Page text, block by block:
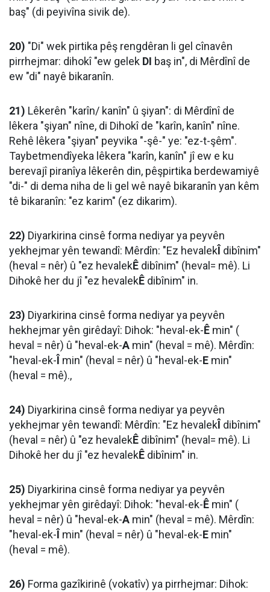
baş" (di peyivîna sivik de).
20) "Di" wek pirtika pêş rengdêran li gel cînavên
pirrhejmar: dihokî "ew gelek DI baş in", di Mêrdînî de
ew "di" nayê bikaranîn.
21) Lêkerên "karîn/ kanîn" û şiyan": di Mêrdînî de
lêkera "şiyan" nîne, di Dihokî de "karîn, kanîn" nîne.
Rehê lêkera "şiyan" peyvika "-şê-" ye: "ez-t-şêm".
Taybetmendîyeka lêkera "karîn, kanîn" jî ew e ku
berevajî piranîya lêkerên din, pêşpirtika berdewamiyê
"di-" di dema niha de li gel wê nayê bikaranîn yan kêm
tê bikaranîn: "ez karim" (ez dikarim).
22) Diyarkirina cinsê forma nediyar ya peyvên
yekhejmar yên tewandî: Mêrdîn: "Ez hevalekÎ dibînim"
(heval = nêr) û "ez hevalekÊ dibînim" (heval= mê). Li
Dihokê her du jî "ez hevalekÊ dibînim" in.
23) Diyarkirina cinsê forma nediyar ya peyvên
hekhejmar yên girêdayî: Dihok: "heval-ek-Ê min" (
heval = nêr) û "heval-ek-A min" (heval = mê). Mêrdîn:
"heval-ek-Î min" (heval = nêr) û "heval-ek-E min"
(heval = mê).,
24) Diyarkirina cinsê forma nediyar ya peyvên
yekhejmar yên tewandî: Mêrdîn: "Ez hevalekÎ dibînim"
(heval = nêr) û "ez hevalekÊ dibînim" (heval= mê). Li
Dihokê her du jî "ez hevalekÊ dibînim" in.
25) Diyarkirina cinsê forma nediyar ya peyvên
yekhejmar yên girêdayî: Dihok: "heval-ek-Ê min" (
heval = nêr) û "heval-ek-A min" (heval = mê). Mêrdîn:
"heval-ek-Î min" (heval = nêr) û "heval-ek-E min"
(heval = mê).
26) Forma gazîkirinê (vokatîv) ya pirrhejmar: Dihok: